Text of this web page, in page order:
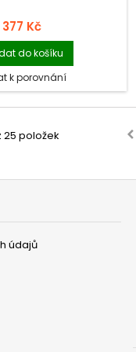
377 Kč
do košíku
k porovnání
25 položek
údajů